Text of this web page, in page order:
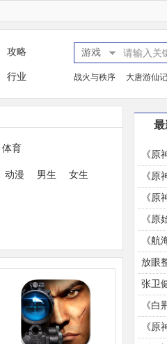
战火与秩序 大唐游仙记
攻略
行业
游戏
体育
动漫 男生 女生
最
《原
《
《原
方法
《
开好
《航
日！
放眼
速》
张卫
源》
《白
《